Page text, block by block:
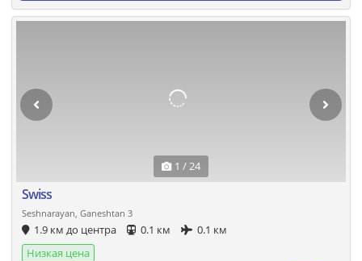
1 / 24
Swiss
Seshnarayan, Ganeshtan 3
1.9 км до центра 0.1 км
0.1 км
Низкая цена